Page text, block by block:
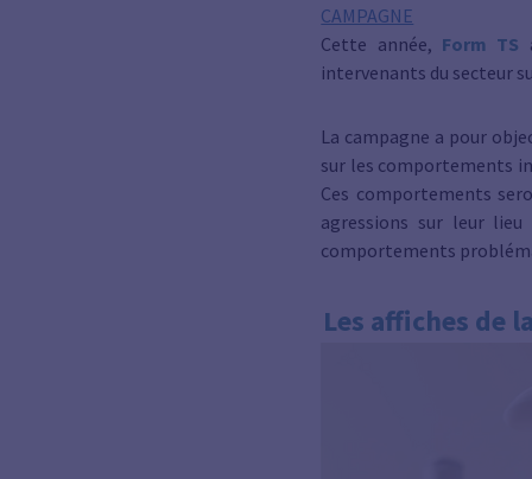
CAMPAGNE
Cette année, Form TS
intervenants du secteur
La campagne a pour
sur les comportements
Ces comportements
agressions sur leur
comportements
Les affiches de